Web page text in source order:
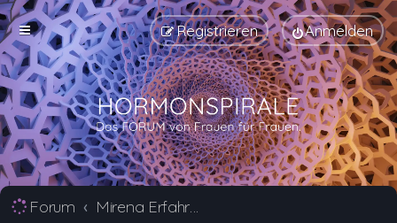
Anmelden
Registrieren
Forum Mirena Erfahrungsberichte und Nebenwirkungen